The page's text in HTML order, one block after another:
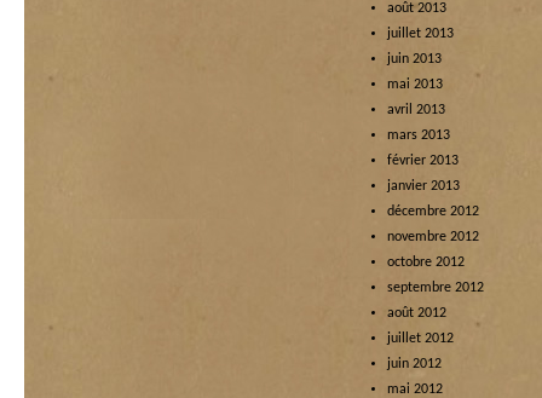
août 2013
juillet 2013
juin 2013
mai 2013
avril 2013
mars 2013
février 2013
janvier 2013
décembre 2012
novembre 2012
octobre 2012
septembre 2012
août 2012
juillet 2012
juin 2012
mai 2012